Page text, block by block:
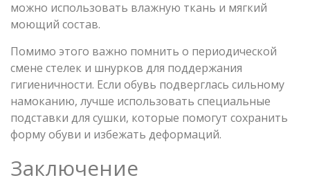
можно использовать влажную ткань и мягкий
моющий состав.
Помимо этого важно помнить о периодической
смене стелек и шнурков для поддержания
гигиеничности. Если обувь подверглась сильному
намоканию, лучше использовать специальные
подставки для сушки, которые помогут сохранить
форму обуви и избежать деформаций.
Заключение